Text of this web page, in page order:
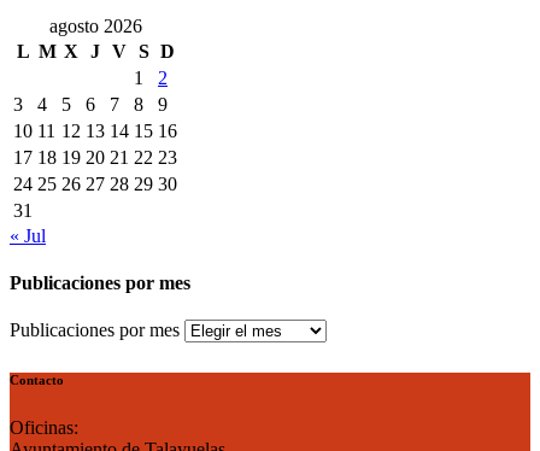
agosto 2026
L M X J V S D
1
2
3
4 5 6 7 8
9
10 11 12 13 14 15 16
17 18 19 20 21 22 23
24 25 26 27 28 29 30
31
« Jul
Publicaciones por mes
Publicaciones por mes
Contacto
Oficinas: